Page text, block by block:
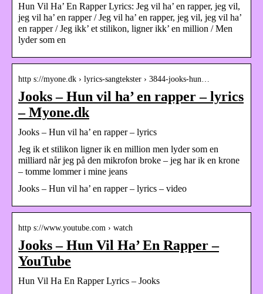
Hun Vil Ha’ En Rapper Lyrics: Jeg vil ha’ en rapper, jeg vil,
jeg vil ha’ en rapper / Jeg vil ha’ en rapper, jeg vil, jeg vil ha’
en rapper / Jeg ikk’ et stilikon, ligner ikk’ en million / Men
lyder som en
http s://myone.dk › lyrics-sangtekster › 3844-jooks-hun…
Jooks – Hun vil ha’ en rapper – lyrics
– Myone.dk
Jooks – Hun vil ha’ en rapper – lyrics
Jeg ik et stilikon ligner ik en million men lyder som en
milliard når jeg på den mikrofon broke – jeg har ik en krone
– tomme lommer i mine jeans
Jooks – Hun vil ha’ en rapper – lyrics – video
http s://www.youtube.com › watch
Jooks – Hun Vil Ha’ En Rapper –
YouTube
Hun Vil Ha En Rapper Lyrics – Jooks